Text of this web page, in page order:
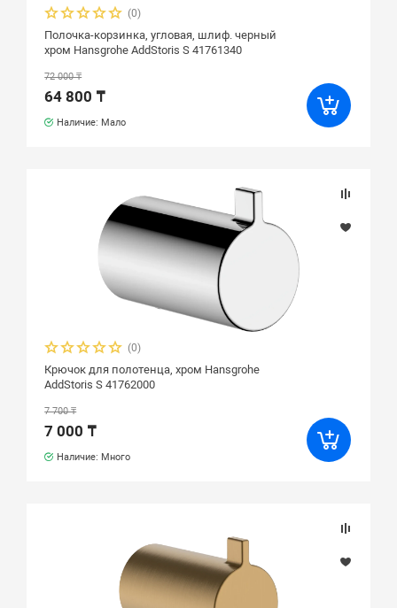
(0)
Полочка-корзинка, угловая, шлиф. черный
хром Hansgrohe AddStoris S 41761340
72 000 ₸
64 800 ₸
Наличие: Мало
(0)
Крючок для полотенца, хром Hansgrohe
AddStoris S 41762000
7 700 ₸
7 000 ₸
Наличие: Много